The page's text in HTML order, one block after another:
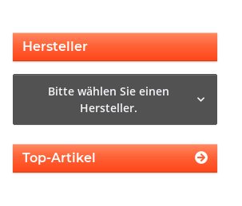
Hersteller
Bitte wählen Sie einen
Hersteller.
Top-Artikel